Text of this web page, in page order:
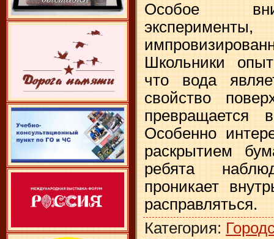
Особое
Школьники
что вода
свойство
превращается
Особенно
раскрытием
ребята
проникает
расправляться.
Категория: